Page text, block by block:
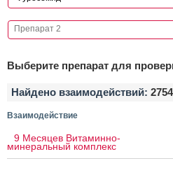
Выберите препарат для
Найдено взаимодействий: 2754
Взаимодействие
9 Месяцев Витаминно-
минеральный комплекс